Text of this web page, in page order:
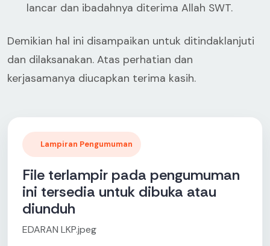
lancar dan ibadahnya diterima Allah SWT.
Demikian hal ini disampaikan untuk ditindaklanjuti
dan dilaksanakan. Atas perhatian dan
kerjasamanya diucapkan terima kasih.
Lampiran Pengumuman
File terlampir pada pengumuman
ini tersedia untuk dibuka atau
diunduh
EDARAN LKP.jpeg